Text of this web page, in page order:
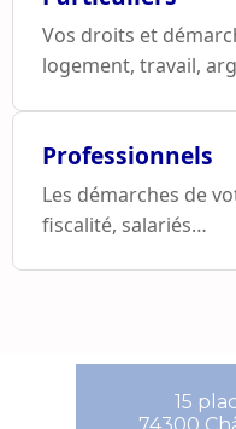
Vos droits et
logement, travail,
Professionnels
Les démarches de
fiscalité, salariés…
15